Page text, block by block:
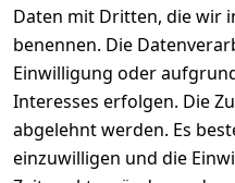
Daten mit Dritten, die wir
benennen. Die
Einwilligung oder
Interesses erfolgen. Die
abgelehnt werden. Es
einzuwilligen und die